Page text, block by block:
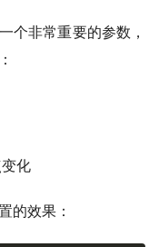
个非常重要的参数，
化
的效果：